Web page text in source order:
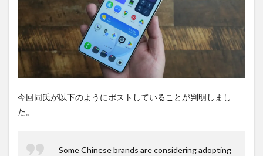
ンシ
ョッ
プが
今回同氏が以下のようにポストしていることが判明しまし
た。
Some Chinese brands are considering adopting